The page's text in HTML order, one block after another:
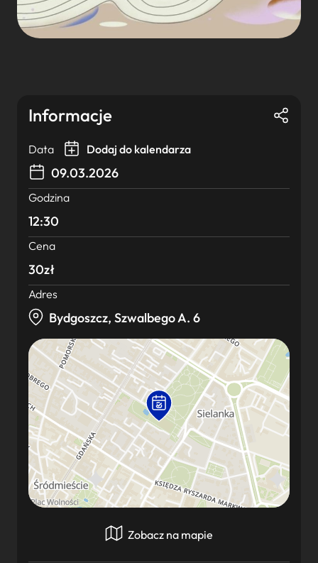
Informacje
Data Dodaj do kalendarza
09.03.2026
Godzina
12:30
Cena
30zł
Adres
Bydgoszcz, Szwalbego A. 6
Zobacz na mapie